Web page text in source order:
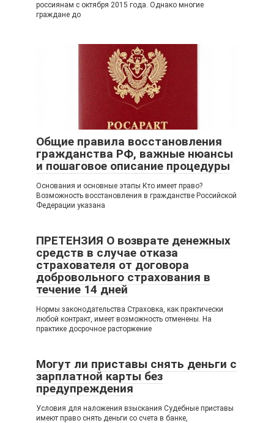
россиянам с октября 2015 года. Однако многие
граждане до
Общие правила восстановления
гражданства РФ, важные нюансы
и пошаговое описание процедуры
Основания и основные этапы Кто имеет право?
Возможность восстановления в гражданстве Российской
Федерации указана
ПРЕТЕНЗИЯ О возврате денежных
средств в случае отказа
страхователя от договора
добровольного страхования в
течение 14 дней
Нормы законодательства Страховка, как практически
любой контракт, имеет возможность отменены. На
практике досрочное расторжение
Могут ли приставы снять деньги с
зарплатной карты без
предупреждения
Условия для наложения взыскания Судебные приставы
имеют право снять деньги со счета в банке,